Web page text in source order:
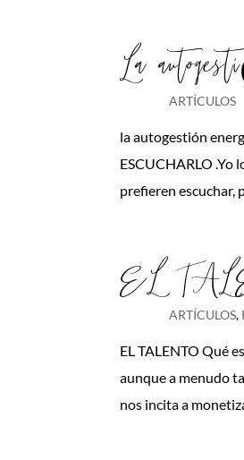
La
ARTÍCULOS
la autogestión
ESCUCHARLO .Yo
prefieren escuchar,
EL
ARTÍCULOS,
EL TALENTO Qué
aunque a menudo
nos incita a